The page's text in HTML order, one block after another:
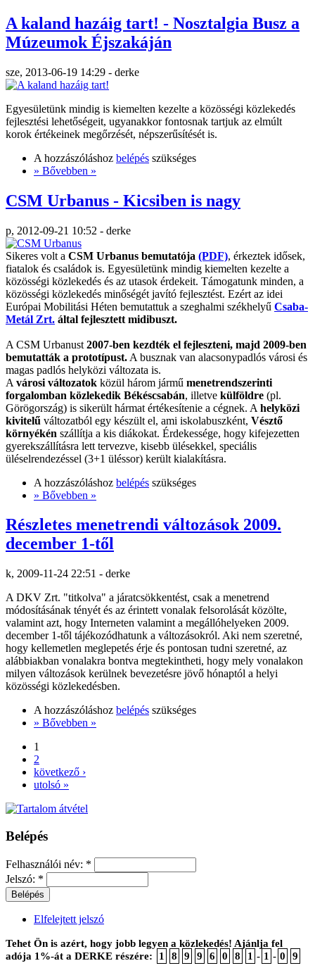
A kaland hazáig tart! - Nosztalgia Busz a
Múzeumok Éjszakáján
sze, 2013-06-19 14:29 - derke
Egyesületünk mindig is kiemelten kezelte a közösségi közlekedés
fejlesztési lehetőségeit, ugyanakkor fontosnak tartjuk az elmúlt
korok értékeinek megőrzését, népszerűsítését is.
A hozzászóláshoz belépés szükséges
» Bővebben »
CSM Urbanus - Kicsiben is nagy
p, 2012-09-21 10:52 - derke
Sikeres volt a CSM Urbanus bemutatója (PDF), érkeztek idősek,
fiatalok és családok is. Egyesületünk mindig kiemelten kezelte a
közösségi közlekedés és az utasok érdekeit. Támogatunk minden, a
közösségi közlekedés minőségét javító fejlesztést. Ezért az idei
Európai Mobilitási Héten bemutattuk a szeghalmi székhelyű Csaba-
Metál Zrt. által fejlesztett midibuszt.
A CSM Urbanust 2007-ben kezdték el fejleszteni, majd 2009-ben
bemutatták a prototípust. A busznak van alacsonypadlós városi és
magas padlós helyközi változata is.
A városi változatok közül három jármű menetrendszerinti
forgalomban közlekedik Békéscsabán, illetve külföldre (pl.
Görögország) is sikerült hármat értékesítenie a cégnek. A helyközi
kivitelű változatból egy készült el, ami iskolabuszként, Vésztő
környékén szállítja a kis diákokat. Érdekessége, hogy kifejezetten
gyerekszállításra lett tervezve, kisebb ülésekkel, speciális
üléselrendezéssel (3+1 üléssor) került kialakításra.
A hozzászóláshoz belépés szükséges
» Bővebben »
Részletes menetrendi változások 2009.
december 1-től
k, 2009-11-24 22:51 - derke
A DKV Zrt. "titkolva" a járatcsökkentést, csak a menetrend
módosításának tényét és az érintett vonalak felsorolását közölte,
valamint azt, hogy Interneten valamint a megállóhelyeken 2009.
december 1-től tájékozódhatunk a változásokról. Aki nem szeretné,
hogy kellemetlen meglepetés érje és pontosan tudni szeretné, az
alábbiakban vonalakra bontva megtekintheti, hogy mely vonalakon
milyen változások kerülnek bevezetésre jövő hónaptól a helyi
közösségi közlekedésben.
A hozzászóláshoz belépés szükséges
» Bővebben »
1
2
következő ›
utolsó »
Belépés
Felhasználói név: *
Jelszó: *
Elfelejtett jelszó
Tehet Ön is azért, hogy jobb legyen a közlekedés! Ajánlja fel
adója 1%-át a DERKE részére:
1 8 9 9 6 0 8 1 - 1 - 0 9